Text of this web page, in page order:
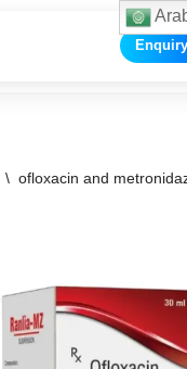
Enquiry
\ ofloxacin and